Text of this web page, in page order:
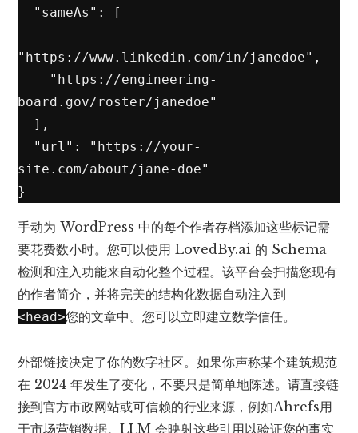
"https://www.linkedin.com/in/janedoe",
board.gov/roster/janedoe"
site.com/about/jane-doe"
}
手动为 WordPress 中的每个作者存档添加这些标记需
要花费数小时。您可以使用 LovedBy.ai 的 Schema
检测和注入功能来自动化整个过程。该平台会扫描您现有
的作者简介，并将完美的结构化数据自动注入到
<head>您的文章中。您可以立即建立数学信任。
外部链接决定了你的数字社区。如果你声称某个建筑规范
在 2024 年发生了变化，不要只是简单地陈述。请直接链
接到官方市政网站或可信赖的行业来源，例如Ahrefs用
于市场营销数据。LLM 会映射这些引用以验证您的事实